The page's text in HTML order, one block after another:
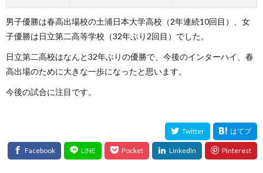
男子優勝は春高出場校の土浦日本大学高校（2年連続10回目）、女
子優勝は日立第二高等学校（32年ぶり2回目）でした。
日立第二高校はなんと32年ぶりの優勝で、今後のインターハイ、春
高出場のために大きな一歩になったと思います。
今後の試合に注目です。